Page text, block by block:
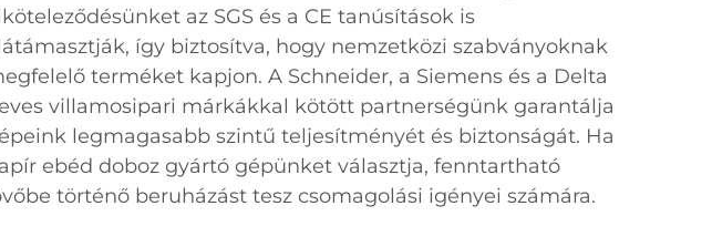
az SGS és a CE tanúsítások is
így biztosítva, hogy nemzetközi szabványoknak
terméket kapjon. A Schneider, a Siemens és a Delta
villamosipari márkákkal kötött partnerségünk garantálja
legmagasabb szintű teljesítményét és biztonságát. Ha
ebéd doboz gyártó gépünket választja, fenntartható
történő beruházást tesz csomagolási igényei számára.